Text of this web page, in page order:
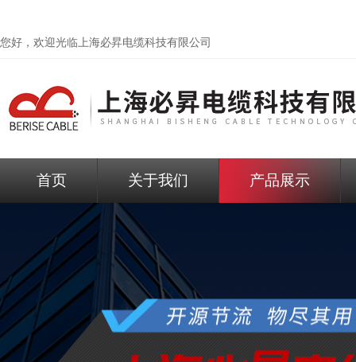
您好，欢迎光临上海必昇电缆科技有限公司
首页 关于我们 产品展示